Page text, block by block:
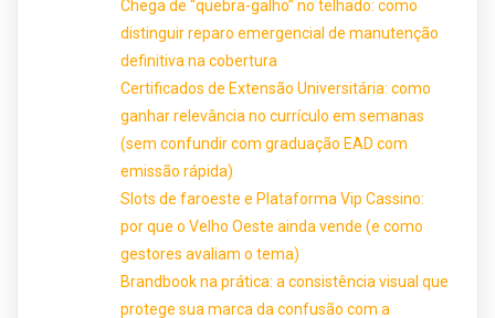
Chega de “quebra-galho” no telhado: como
distinguir reparo emergencial de manutenção
definitiva na cobertura
Certificados de Extensão Universitária: como
ganhar relevância no currículo em semanas
(sem confundir com graduação EAD com
emissão rápida)
Slots de faroeste e Plataforma Vip Cassino:
por que o Velho Oeste ainda vende (e como
gestores avaliam o tema)
Brandbook na prática: a consistência visual que
protege sua marca da confusão com a